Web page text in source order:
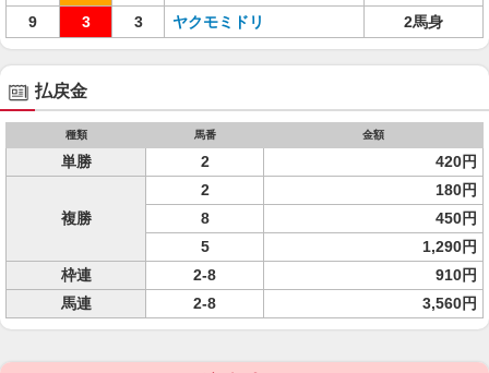
9
3 3 ヤクモミドリ 2馬身
払戻金
種類 馬番 金額
単勝 2 420円
複勝
2
180円
8
450円
5
1,290円
枠連
2-8
910円
馬連
2-8 3,560円